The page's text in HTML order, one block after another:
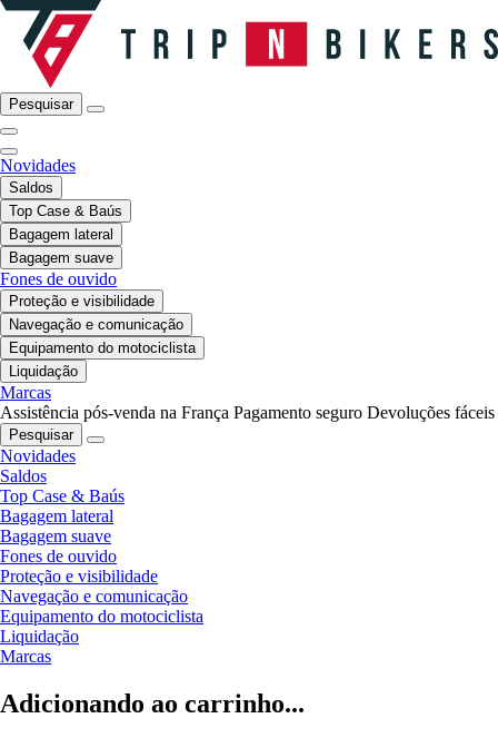
Pesquisar
Novidades
Saldos
Top Case & Baús
Bagagem lateral
Bagagem suave
Fones de ouvido
Proteção e visibilidade
Navegação e comunicação
Equipamento do motociclista
Liquidação
Marcas
Assistência pós-venda na França Pagamento seguro Devoluções fáceis
Pesquisar
Novidades
Saldos
Top Case & Baús
Bagagem lateral
Bagagem suave
Fones de ouvido
Proteção e visibilidade
Navegação e comunicação
Equipamento do motociclista
Liquidação
Marcas
Adicionando ao carrinho...